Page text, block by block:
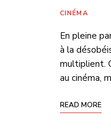
CINÉMA
En pleine
à la
multiplient.
au cinéma,
READ MORE